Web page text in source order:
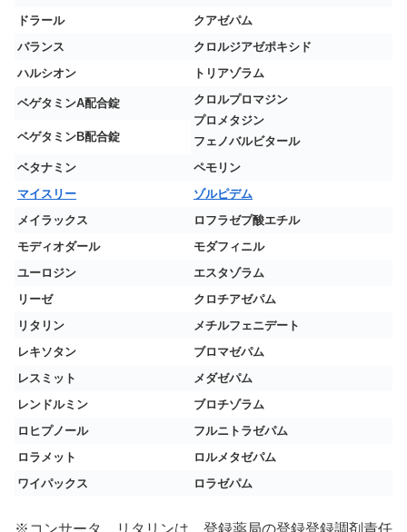
ドラール
クアゼパム
バランス
クロルジアゼポキシド
ハルシオン
トリアゾラム
ベゲタミンA配合錠
クロルプロマジン
プロメタジン
フェノバルビタール
ベゲタミンB配合錠
ベタナミン
ペモリン
マイスリー
ゾルピデム
メイラックス
ロフラゼプ酸エチル
モディオダール
モダフィニル
ユーロジン
エスタゾラム
リーゼ
クロチアゼパム
リタリン
メチルフェニデート
レキソタン
ブロマゼパム
レスミット
メダゼパム
レンドルミン
ブロチゾラム
ロヒプノール
フルニトラゼパム
ロラメット
ロルメタゼパム
ワイパックス
ロラゼパム